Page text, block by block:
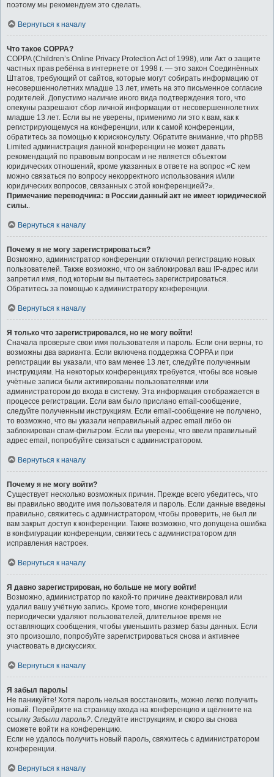
поэтому мы рекомендуем это сделать.
Вернуться к началу
Что такое COPPA?
COPPA (Children’s Online Privacy Protection Act of 1998), или Акт о защите
частных прав ребёнка в интернете от 1998 г. — это закон Соединённых
Штатов, требующий от сайтов, которые могут собирать информацию от
несовершеннолетних младше 13 лет, иметь на это письменное согласие
родителей. Допустимо наличие иного вида подтверждения того, что
опекуны разрешают сбор личной информации от несовершеннолетних
младше 13 лет. Если вы не уверены, применимо ли это к вам, как к
регистрирующемуся на конференции, или к самой конференции,
обратитесь за помощью к юрисконсульту. Обратите внимание, что phpBB
Limited администрация данной конференции не может давать
рекомендаций по правовым вопросам и не является объектом
юридических отношений, кроме указанных в ответе на вопрос «С кем
можно связаться по вопросу некорректного использования и/или
юридических вопросов, связанных с этой конференцией?».
Примечание переводчика: в России данный акт не имеет юридической
силы..
Вернуться к началу
Почему я не могу зарегистрироваться?
Возможно, администратор конференции отключил регистрацию новых
пользователей. Также возможно, что он заблокировал ваш IP-адрес или
запретил имя, под которым вы пытаетесь зарегистрироваться.
Обратитесь за помощью к администратору конференции.
Вернуться к началу
Я только что зарегистрировался, но не могу войти!
Сначала проверьте свои имя пользователя и пароль. Если они верны, то
возможны два варианта. Если включена поддержка COPPA и при
регистрации вы указали, что вам менее 13 лет, следуйте полученным
инструкциям. На некоторых конференциях требуется, чтобы все новые
учётные записи были активированы пользователями или
администратором до входа в систему. Эта информация отображается в
процессе регистрации. Если вам было прислано email-сообщение,
следуйте полученным инструкциям. Если email-сообщение не получено,
то возможно, что вы указали неправильный адрес email либо он
заблокирован спам-фильтром. Если вы уверены, что ввели правильный
адрес email, попробуйте связаться с администратором.
Вернуться к началу
Почему я не могу войти?
Существует несколько возможных причин. Прежде всего убедитесь, что
вы правильно вводите имя пользователя и пароль. Если данные введены
правильно, свяжитесь с администратором, чтобы проверить, не был ли
вам закрыт доступ к конференции. Также возможно, что допущена ошибка
в конфигурации конференции, свяжитесь с администратором для
исправления настроек.
Вернуться к началу
Я давно зарегистрирован, но больше не могу войти!
Возможно, администратор по какой-то причине деактивировал или
удалил вашу учётную запись. Кроме того, многие конференции
периодически удаляют пользователей, длительное время не
оставляющих сообщения, чтобы уменьшить размер базы данных. Если
это произошло, попробуйте зарегистрироваться снова и активнее
участвовать в дискуссиях.
Вернуться к началу
Я забыл пароль!
Не паникуйте! Хотя пароль нельзя восстановить, можно легко получить
новый. Перейдите на страницу входа на конференцию и щёлкните на
ссылку Забыли пароль?. Следуйте инструкциям, и скоро вы снова
сможете войти на конференцию.
Если не удалось получить новый пароль, свяжитесь с администратором
конференции.
Вернуться к началу